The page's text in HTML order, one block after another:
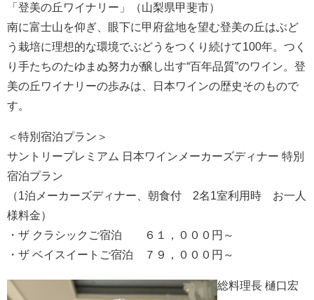
「登美の丘ワイナリー」（山梨県甲斐市）
南に富士山を仰ぎ、眼下に甲府盆地を望む登美の丘はぶど
う栽培に理想的な環境でぶどうをつくり続けて100年。つく
り手たちのたゆまぬ努力が醸し出す“百年品質”のワイン。登
美の丘ワイナリーの歩みは、日本ワインの歴史そのもので
す。
＜特別宿泊プラン＞
サントリープレミアム 日本ワインメーカーズディナー 特別
宿泊プラン
（1泊メーカーズディナー、朝食付 2名1室利用時 お一人
様料金）
・ザ クラシックご宿泊 ６１，０００円～
・ザ ベイスイートご宿泊 ７９，０００円～
総料理長 樋口宏